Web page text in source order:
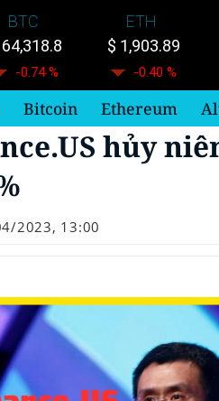
BTC
-0.74 %
ETH
$ 1,903.89
-0.40 %
Bitcoin Ethereum
hủy
2023, 13:00